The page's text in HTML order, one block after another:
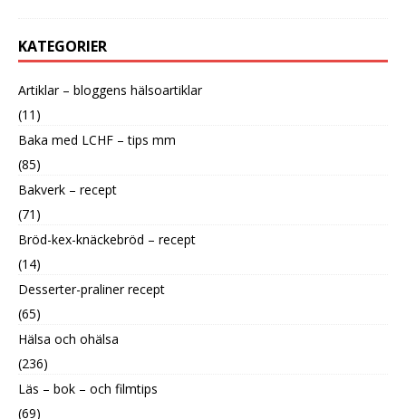
KATEGORIER
Artiklar – bloggens hälsoartiklar
(11)
Baka med LCHF – tips mm
(85)
Bakverk – recept
(71)
Bröd-kex-knäckebröd – recept
(14)
Desserter-praliner recept
(65)
Hälsa och ohälsa
(236)
Läs – bok – och filmtips
(69)